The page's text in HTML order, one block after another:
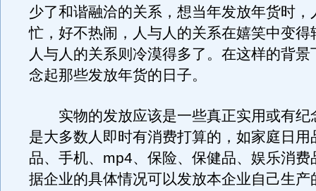
少了和谐融洽的关系，想当年发放年货时，
忙，好不热闹，人与人的关系在嬉笑中变得
人与人的关系则冷漠得多了。在这样的背景
念起那些发放年货的日子。
实物的发放应该是一些真正实用或有纪
是大多数人即时有消费打算的，如家庭日用
品、手机、mp4、保险、保健品、娱乐消费
据企业的具体情况可以发放本企业自己生产